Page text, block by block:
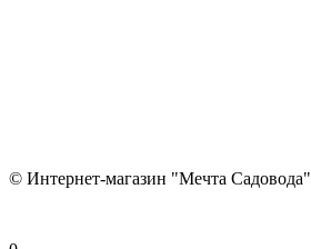
© Интернет-магазин "Мечта Садовода"